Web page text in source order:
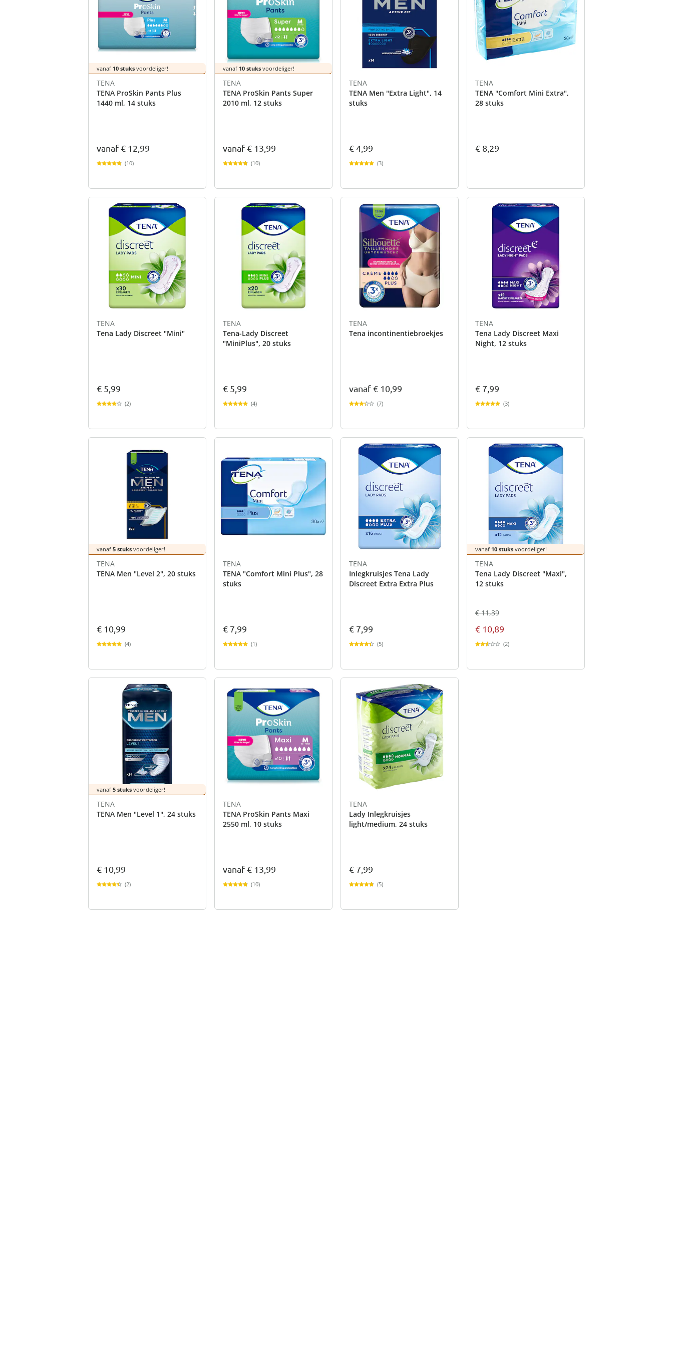
vanaf 10 stuks voordeliger!
TENA
TENA ProSkin Pants Plus
1440 ml, 14 stuks
vanaf€ 12,99
(10)
vanaf 10 stuks voordeliger!
TENA
TENA ProSkin Pants Super
2010 ml, 12 stuks
vanaf€ 13,99
(10)
TENA
TENA Men "Extra Light", 14
stuks
€ 4,99
(3)
TENA
TENA "Comfort Mini Extra",
28 stuks
€ 8,29
TENA
Tena Lady Discreet "Mini"
€ 5,99
(2)
TENA
Tena-Lady Discreet
"MiniPlus", 20 stuks
€ 5,99
(4)
TENA
Tena incontinentiebroekjes
vanaf€ 10,99
(7)
TENA
Tena Lady Discreet Maxi
Night, 12 stuks
€ 7,99
(3)
vanaf 5 stuks voordeliger!
TENA
TENA Men "Level 2", 20 stuks
€ 10,99
(4)
TENA
TENA "Comfort Mini Plus", 28
stuks
€ 7,99
(1)
TENA
Inlegkruisjes Tena Lady
Discreet Extra Extra Plus
€ 7,99
(5)
vanaf 10 stuks voordeliger!
TENA
Tena Lady Discreet "Maxi",
12 stuks
€ 11,39
€ 10,89
(2)
vanaf 5 stuks voordeliger!
TENA
TENA Men "Level 1", 24 stuks
€ 10,99
(2)
TENA
TENA ProSkin Pants Maxi
2550 ml, 10 stuks
vanaf€ 13,99
(10)
TENA
Lady Inlegkruisjes
light/medium, 24 stuks
€ 7,99
(5)